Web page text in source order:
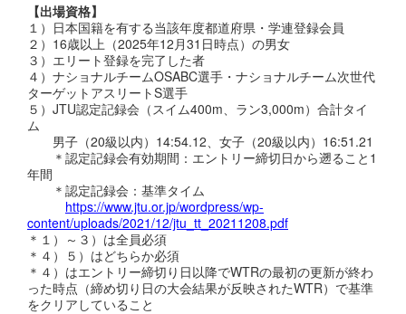
【出場資格】
１）日本国籍を有する当該年度都道府県・学連登録会員
２）16歳以上（2025年12月31日時点）の男女
３）エリート登録を完了した者
４）ナショナルチームOSABC選手・ナショナルチーム次世代
ターゲットアスリートS選手
５）JTU認定記録会（スイム400m、ラン3,000m）合計タイ
ム
男子（20級以内）14:54.12、女子（20級以内）16:51.21
＊認定記録会有効期間：エントリー締切日から遡ること1
年間
＊認定記録会：基準タイム
https://www.jtu.or.jp/wordpress/wp-
content/uploads/2021/12/jtu_tt_20211208.pdf
＊１）～３）は全員必須
＊４）５）はどちらか必須
＊４）はエントリー締切り日以降でWTRの最初の更新が終わ
った時点（締め切り日の大会結果が反映されたWTR）で基準
をクリアしていること